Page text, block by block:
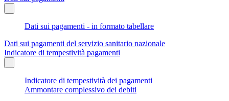
Dati sui pagamenti - in formato tabellare
Dati sui pagamenti del servizio sanitario nazionale
Indicatore di tempestività pagamenti
Indicatore di tempestività dei pagamenti
Ammontare complessivo dei debiti